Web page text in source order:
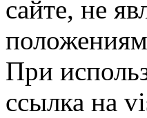
сайте, не
При
ссылка на